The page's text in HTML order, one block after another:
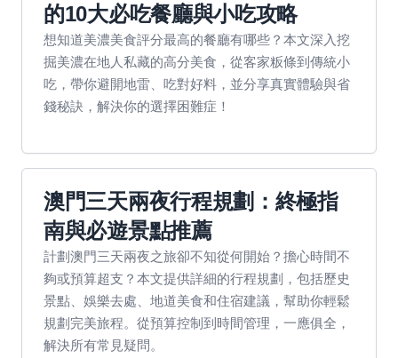
的10大必吃餐廳與小吃攻略
想知道美濃美食評分最高的餐廳有哪些？本文深入挖
掘美濃在地人私藏的高分美食，從客家粄條到傳統小
吃，帶你避開地雷、吃對好料，並分享真實體驗與省
錢秘訣，解決你的選擇困難症！
澳門三天兩夜行程規劃：終極指
南與必遊景點推薦
計劃澳門三天兩夜之旅卻不知從何開始？擔心時間不
夠或預算超支？本文提供詳細的行程規劃，包括歷史
景點、娛樂去處、地道美食和住宿建議，幫助你輕鬆
規劃完美旅程。從預算控制到時間管理，一應俱全，
解決所有常見疑問。